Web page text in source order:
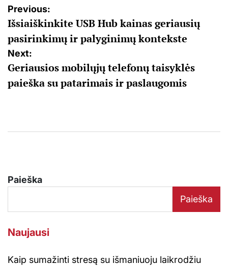
Navigacija
tarp
įrašų
Previous:
Išsiaiškinkite USB Hub kainas geriausių
pasirinkimų ir palyginimų kontekste
Next:
Geriausios mobilųjų telefonų taisyklės
paieška su patarimais ir paslaugomis
Paieška
Paieška
Naujausi
Kaip sumažinti stresą su išmaniuoju laikrodžiu